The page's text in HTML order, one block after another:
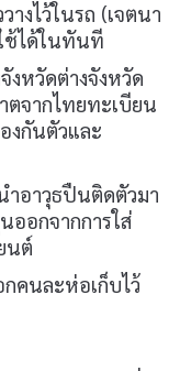
างไว้ในรถ (เจตนา
ช้ได้ในทันที
งหวัดต่างจังหวัด
จากไทยทะเบียน
งกันตัวและ
ำอาวุธปืนติดตัวมา
ออกจากการใส่
นต์
คนละห่อเก็บไว้